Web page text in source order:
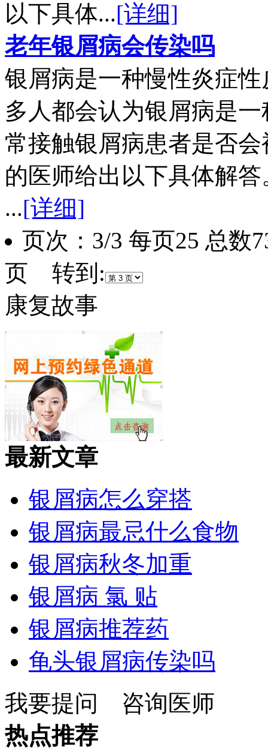
以下具体...[详细]
老年银屑病会传染吗
银屑病是一种慢性炎症
多人都会认为银屑病是
常接触银屑病患者是否
的医师给出以下具体解答
...[详细]
页次：3/3 每页25 总
页 转到:
康复故事
最新文章
银屑病怎么穿搭
银屑病最忌什么食物
银屑病秋冬加重
银屑病 氯 贴
银屑病推荐药
龟头银屑病传染吗
我要提问
咨询医师
热点推荐